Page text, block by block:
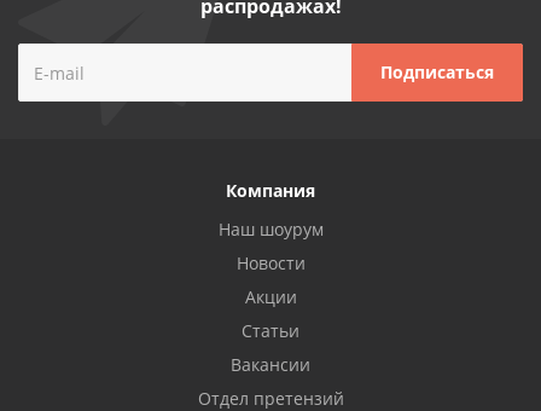
распродажах!
Компания
Наш шоурум
Новости
Акции
Статьи
Вакансии
Отдел претензий